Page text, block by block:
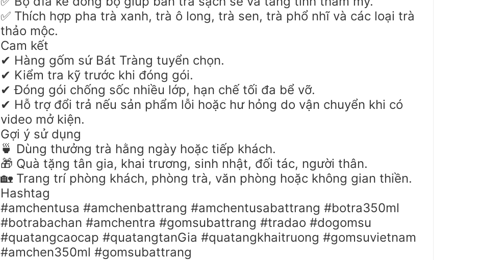
✅ Thích hợp pha trà xanh, trà ô long, trà sen, trà phổ nhĩ và các loại trà
thảo mộc.
Cam kết
✔ Hàng gốm sứ Bát Tràng tuyển chọn.
✔ Kiểm tra kỹ trước khi đóng gói.
✔ Đóng gói chống sốc nhiều lớp, hạn chế tối đa bể vỡ.
✔ Hỗ trợ đổi trả nếu sản phẩm lỗi hoặc hư hỏng do vận chuyển khi có
video mở kiện.
Gợi ý sử dụng
🍵 Dùng thưởng trà hằng ngày hoặc tiếp khách.
🎁 Quà tặng tân gia, khai trương, sinh nhật, đối tác, người thân.
🏡 Trang trí phòng khách, phòng trà, văn phòng hoặc không gian thiền.
Hashtag
#amchentusa #amchenbattrang #amchentusabattrang #botra350ml
#botrabachan #amchentra #gomsubattrang #tradao #dogomsu
#quatangcaocap #quatangtanGia #quatangkhaitruong #gomsuvietnam
#amchen350ml #gomsubattrang